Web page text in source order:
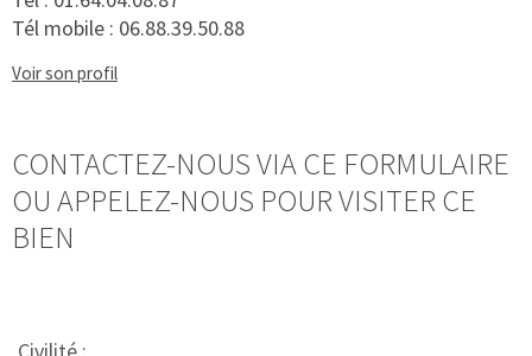
Tél mobile : 06.88.39.50.88
Voir son profil
CONTACTEZ-NOUS VIA CE FORMULAIRE
OU APPELEZ-NOUS POUR VISITER CE
BIEN
Civilité :